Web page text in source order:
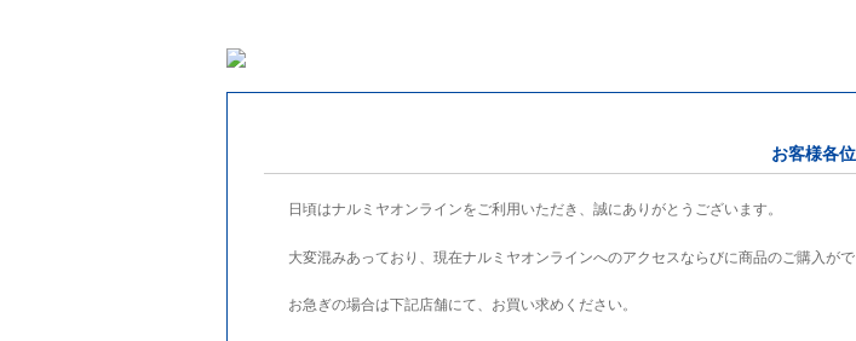
お客様各位
日頃はナルミヤオンラインをご利用いただき、誠にありがとうございます。
大変混みあっており、現在ナルミヤオンラインへのアクセスならびに商品のご購入がで
お急ぎの場合は下記店舗にて、お買い求めください。